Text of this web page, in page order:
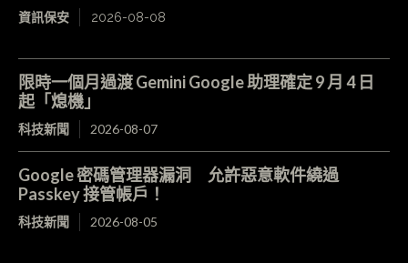
資訊保安 2026-08-08
限時一個月過渡 Gemini Google 助理確定 9 月 4 日
起「熄機」
科技新聞 2026-08-07
Google 密碼管理器漏洞 允許惡意軟件繞過
Passkey 接管帳戶！
科技新聞 2026-08-05